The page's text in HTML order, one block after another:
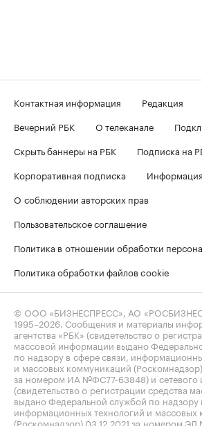
Контактная информация Редакция
Вечерний РБК
О телеканале
Скрыть баннеры на РБК
Подписка на
Корпоративная подписка
О соблюдении авторских прав
Пользовательское соглашение
Политика в отношении обработки
Политика обработки файлов cookie
© ООО «БИЗНЕСПРЕСС», АО
1995–2026 . Сообщения и материалы
агентства «РБК» (свидетельство о
массовой информации выдано
по надзору в сфере связи,
и массовых коммуникаций
за номером ИА №ФС77-63848) и сетевого
(свидетельство о регистрации средства
выдано Федеральной службой по надзору
информационных технологий и массовых
(Роскомнадзор) 03.12.2021 за номером